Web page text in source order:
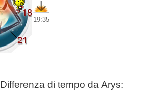
19:35
Differenza di tempo da Arys: